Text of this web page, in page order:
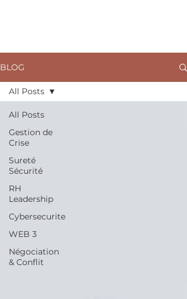
BLOG
All Posts
Gestion de
Crise
Sureté
Sécurité
RH
Leadership
Cybersecurite
WEB 3
Négociation
& Conflit
All Posts